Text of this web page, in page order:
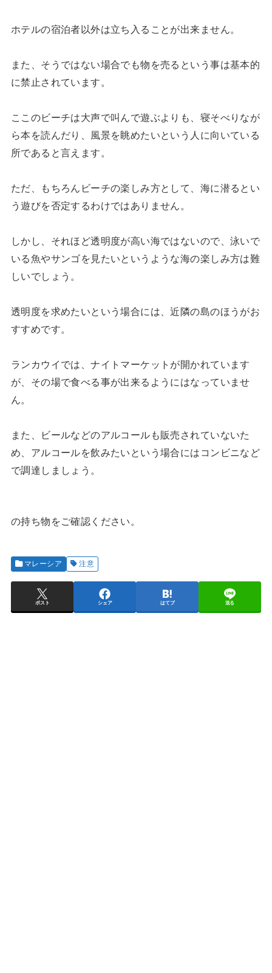
ホテルの宿泊者以外は立ち入ることが出来ません。
また、そうではない場合でも物を売るという事は基本的
に禁止されています。
ここのビーチは大声で叫んで遊ぶよりも、寝そべりなが
ら本を読んだり、風景を眺めたいという人に向いている
所であると言えます。
ただ、もちろんビーチの楽しみ方として、海に潜るとい
う遊びを否定するわけではありません。
しかし、それほど透明度が高い海ではないので、泳いで
いる魚やサンゴを見たいというような海の楽しみ方は難
しいでしょう。
透明度を求めたいという場合には、近隣の島のほうがお
すすめです。
ランカウイでは、ナイトマーケットが開かれています
が、その場で食べる事が出来るようにはなっていませ
ん。
また、ビールなどのアルコールも販売されていないた
め、アルコールを飲みたいという場合にはコンビニなど
で調達しましょう。
の持ち物をご確認ください。
マレーシア 注意
ポスト シェア はてブ 送る